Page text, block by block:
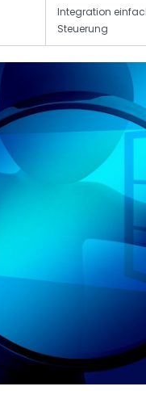
Integration
Steuerung